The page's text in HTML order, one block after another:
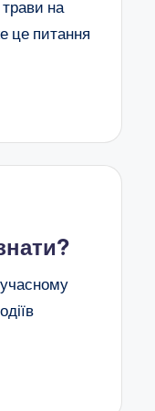
на
це питання